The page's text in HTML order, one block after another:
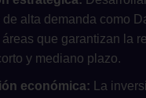
de alta demanda como
áreas que garantizan la
y mediano plazo.
económica: La